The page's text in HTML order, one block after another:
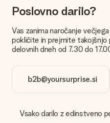
Želimo poskrbeti, da boste z
Zato je pomembno, da
našo službo za pomoč
z darilom, ki ga želite naročiti.
kakovost!
Katere formate lahko
Datoteke JPG in PNG
tehnično ali imate sliko
pomagajo, da lahko naredite
Poslovno darilo?
Vas zanima naročanje
pokličite in prejmite takojšnjo
delovnih dneh od 7.30 do
b2b@yoursurprise.si
Vsako darilo z edinstveno